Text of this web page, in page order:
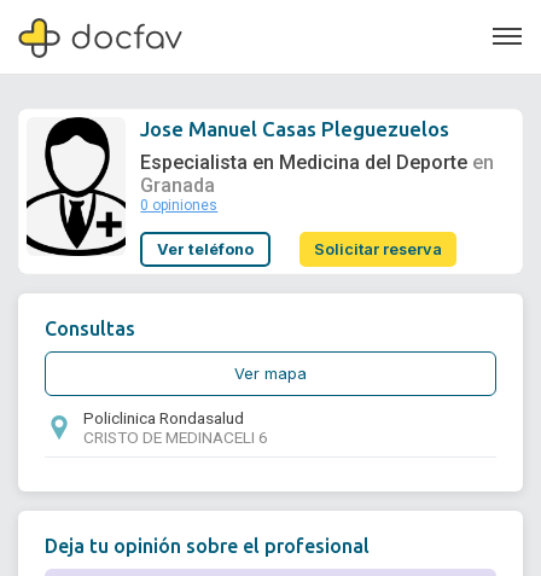
Quiénes somos
Jose Manuel Casas Pleguezuelos
Especialista en Medicina del Deporte en
Granada
0 opiniones
Ver teléfono Solicitar reserva
Consultas
Ver mapa
Policlinica Rondasalud
CRISTO DE MEDINACELI 6
Deja tu opinión sobre el profesional